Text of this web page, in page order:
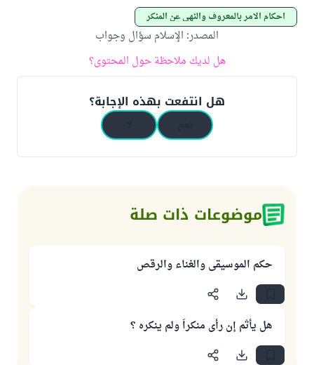
أحكام الأمر بالمعروف والنهي عن المنكر
المصدر: الإسلام سؤال وجواب
هل لديك ملاحظة حول المحتوى؟
هل انتفعت بهذه الإجابة؟
موضوعات ذات صلة
حكم الموسيقى والغناء والرقص
هل يأثم إن رأى منكراً ولم ينكره ؟